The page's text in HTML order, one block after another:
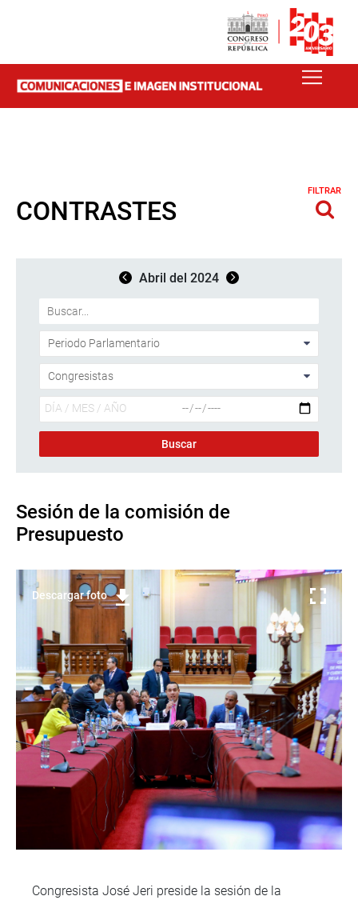
CONTRASTES
FILTRAR
Abril del 2024
Sesión de la comisión de
Presupuesto
Descargar foto
Congresista José Jeri preside la sesión de la